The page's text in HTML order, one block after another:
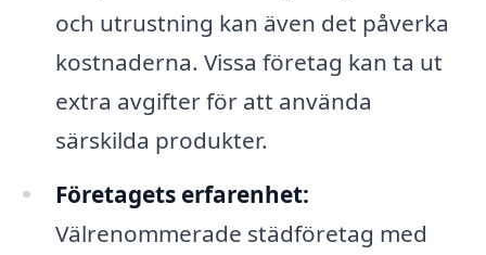
och utrustning kan även det påverka
kostnaderna. Vissa företag kan ta ut
extra avgifter för att använda
särskilda produkter.
Företagets erfarenhet:
Välrenommerade städföretag med